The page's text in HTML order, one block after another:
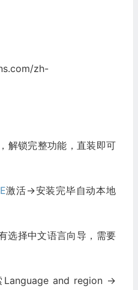
zh-
解锁完整功能，直装即可
激活->安装完毕自动本地
选择中文语言向导，需要
and region ->